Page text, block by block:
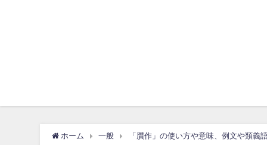
ホーム 一般 「贋作」の使い方や意味、例文や類義